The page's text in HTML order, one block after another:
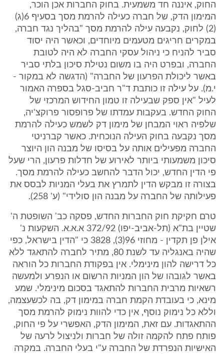
החוק, איננה חד משמעית. בחוק החברות אכן הוכר,
המימון הדק, של חברה כעילה להרמת מסך בסעיף 6(ג)
(2) לחוק, נקבעה עילה להרמת מסך "בהליך נגד חברה,
במקרים חריגים מטעמים מיוחדים, וכאשר היה יסוד
סביר להניח כי ניהול עסקי החברה לא היה לטובת
החברה, ובפרט היה בו משום נטילת סיכון בלתי סביר
באשר ליכולת הפרעון של החברה" (הדגשה לא במקור -
י.מ). על עילה זו כותבת ד"ר חביב-סגל בספרה האמור
לעיל "אין ספק שבעילה זו טמון החידוש המרכזי של
החוק החדש. בעקבות עמדתו של פרופסור פרוקצ'יה,
שלפיה ראוי המבחן של מימון דק לשמש כעילה להרמת
מסך נקבעה בחוק העילה הנוכחית. כאשר קברניטי
החברה מפעילים אותה על בסיסו של מבנה הון היוצר
סיכון משמעותי ביותר לאירוע של חדלות פרעון, הרי שעל
פי הדין החדש, יכול הדבר להחשב כעילה להרמת מסך.
בצורה זו מבקש הדין לתמרץ את בעלי המניות לבסס את
פעילותה של החברה על מבנה הון סולידי" (ע' 258).
טרם חקיקת חוק החברות החדש, פסקה כב' השופטת ה'
שטיין בת"א (תל-אביב-יפו) 372/92 א.א.א. השקעות נ'
אילן פן תקדין - מחוזי 96(3), 3828 כי "הדין בישראל, כפי
שהיה באנגליה עד לשנת 80, מתיר לחברה להתאגד ללא
כל דרישה להון מינימלי. אין בפקודת החברות כל הוראה
באשר לגובהו של הון המניות הרשום או הנפרע ולמעשה
רשאיות מרבית החברות להתאגד בסכום מינימלי. שמע
מינא, כי בעובדת הקמת חברה במימון דק, בה לכשעצמה,
וללא כל נימוק נוסף, אין כדי להוות נימוק להרמת מסך
ההתאגדות. עם זאת, המימון הדק, האפשרי על פי החוק,
פותח פתח להקמה זולה של חברות ולניצול לרעה של
האישיות הנפרדת של החברה ע"י בעלי החברה. במקרה